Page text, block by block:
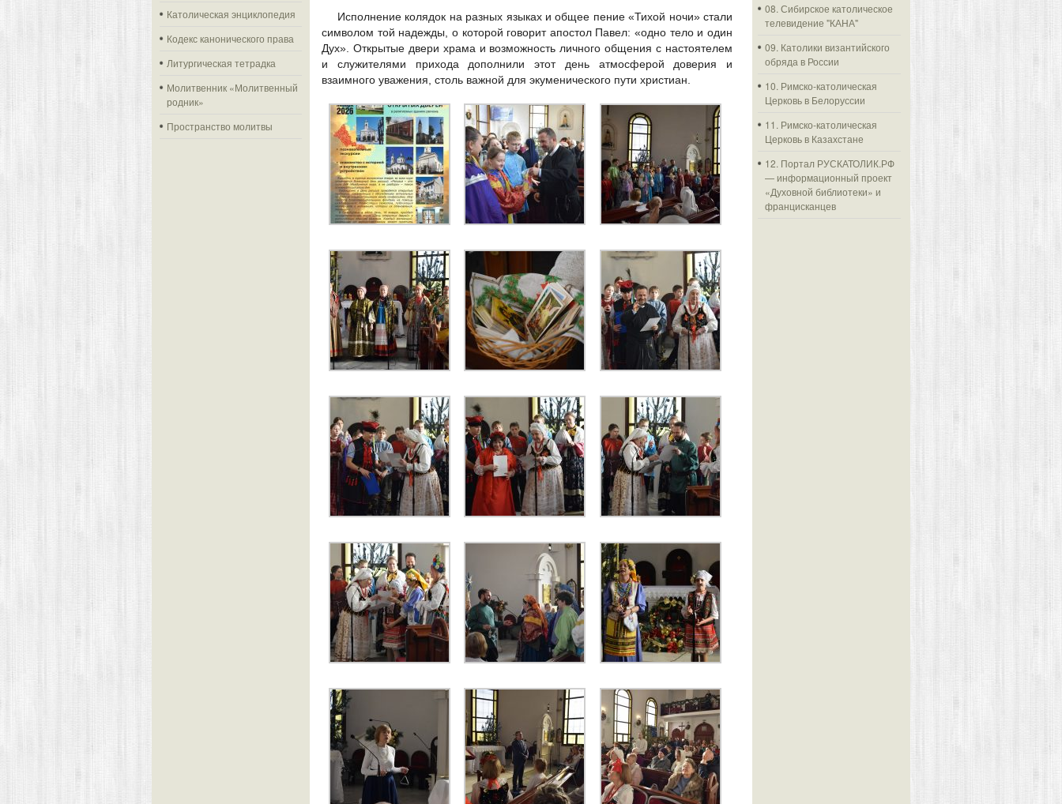
Католическая энциклопедия
Кодекс канонического права
Литургическая тетрадка
Молитвенник «Молитвенный
родник»
Пространство молитвы
Исполнение колядок на разных языках и общее пение «Тихой ночи» стали
символом той надежды, о которой говорит апостол Павел: «одно тело и один
Дух». Открытые двери храма и возможность личного общения с настоятелем
и служителями прихода дополнили этот день атмосферой доверия и
взаимного уважения, столь важной для экуменического пути христиан.
08. Сибирское католическое
телевидение "КАНА"
09. Католики византийского
обряда в России
10. Римско-католическая
Церковь в Белоруссии
11. Римско-католическая
Церковь в Казахстане
12. Портал РУСКАТОЛИК.РФ
— информационный проект
«Духовной библиотеки» и
францисканцев